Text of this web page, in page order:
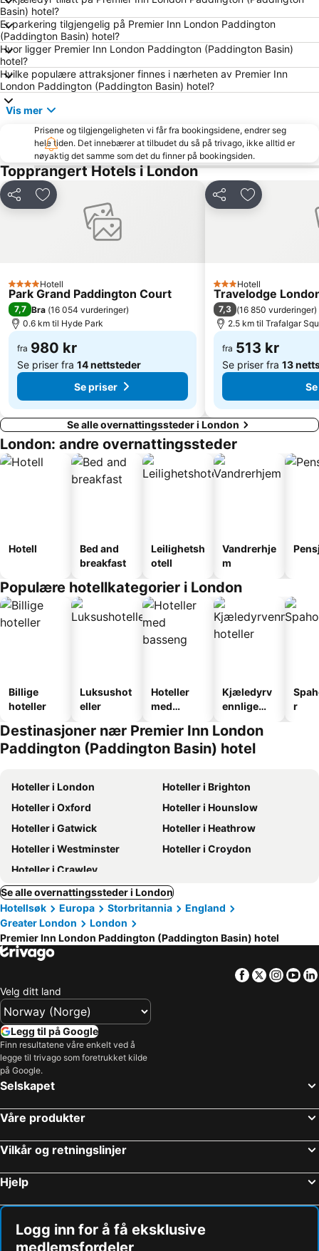
The O2 Arena
Camden Town
Westminster
Marble Arch
Marylebone
Big Ben
Bloomsbury
London Eye
King's Cross Station
Tower Bridge
Euston Station
Islington
Shepherds Bush
London Bridge
Picadilly Circus Station
Buckingham Palace
Tottenham Court Road Metro Station
Basin) hotel?
Er parkering tilgjengelig på Premier Inn London Paddington
(Paddington Basin) hotel?
Hvor ligger Premier Inn London Paddington (Paddington Basin)
hotel?
Hvilke populære attraksjoner finnes i nærheten av Premier Inn
London Paddington (Paddington Basin) hotel?
Vis mer
Prisene og tilgjengeligheten vi får fra bookingsidene, endrer seg
hele tiden. Det innebærer at tilbudet du så på trivago, ikke alltid er
nøyaktig det samme som det du finner på bookingsiden.
Topprangert Hotels i London
Del Legg til i favoritter
4 Stjerner
Hotell
Park Grand Paddington Court
7,7 Bra (16 054 vurderinger)
0.6 km til Hyde Park
fra 980 kr
Se priser fra 14 nettsteder
Se priser
Del Legg til i
3 Stjerner
Hotell
Travelodge
7,3 (16 850 vurderinger)
2.5 km til Trafalgar
fra 513 kr
Se priser fra 13
Se alle overnattingssteder i London
London: andre overnattingssteder
Hotell
Bed and
breakfast
Leilighetsh
otell
Vandrerhje
m
Populære hotellkategorier i London
Billige
hoteller
Luksushot
eller
Hoteller
med
Kjæledyrv
ennlige
r
Destinasjoner nær Premier Inn London
Paddington (Paddington Basin) hotel
Hoteller i London
Hoteller i Brighton
Hoteller i Oxford
Hoteller i Hounslow
Hoteller i Gatwick
Hoteller i Heathrow
Hoteller i Westminster
Hoteller i Croydon
Hoteller i Crawley
Se alle overnattingssteder i London
Hotellsøk
Europa Storbritannia
England
Greater London
London
Premier Inn London Paddington (Paddington Basin) hotel
Facebook
Twitter
Velg ditt land
Legg til på Google
Finn resultatene våre enkelt ved å
legge til trivago som foretrukket kilde
på Google.
Selskapet
Våre produkter
Vilkår og retningslinjer
Hjelp
Logg inn for å få eksklusive
medlemsfordeler